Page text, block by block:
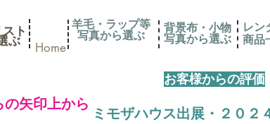
ト
ぶ Home
矢印上から
羊毛・ラップ等
写真から選ぶ
背景布・小物
​写真から選ぶ
レン
商品
お客様からの評価
ミモザハウス出展・２０２